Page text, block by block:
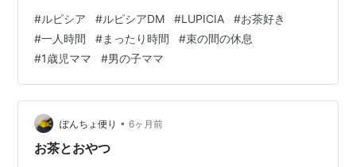
夫も同じっぽい(笑)一人でのびのび寝られるし、フラッと
知らない土地で飲みに行けるのも楽しいみたい。 私から
すると・・・やろうと思っていた掃除も一気に片付く
し。(笑)子供が歩き回るようになってからというものの、
もともとルーティーンにしていた掃除はほぼできない状
態だったのが結構しんどかった…
#ルピシア #ルピシアDM #LUPICIA #お茶好き
#一人時間 #まったり時間 #束の間の休息
#1歳児ママ #男の子ママ
ぽんちょ便り • 6ヶ月前
お茶とおやつ